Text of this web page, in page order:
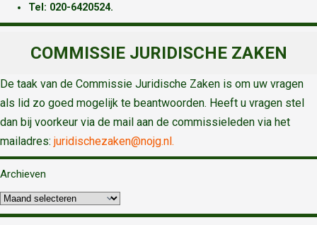
Tel: 020-6420524.
COMMISSIE JURIDISCHE ZAKEN
De taak van de Commissie Juridische Zaken is om uw vragen
als lid zo goed mogelijk te beantwoorden. Heeft u vragen stel
dan bij voorkeur via de mail aan de commissieleden via het
mailadres: juridischezaken@nojg.nl.
Archieven